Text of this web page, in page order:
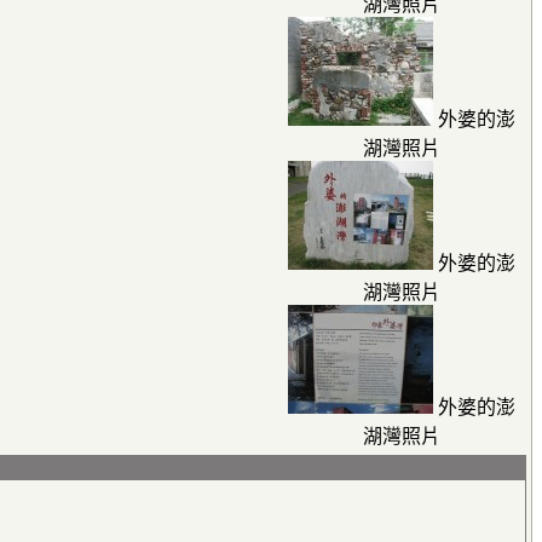
湖灣照片
外婆的澎
湖灣照片
外婆的澎
湖灣照片
外婆的澎
湖灣照片